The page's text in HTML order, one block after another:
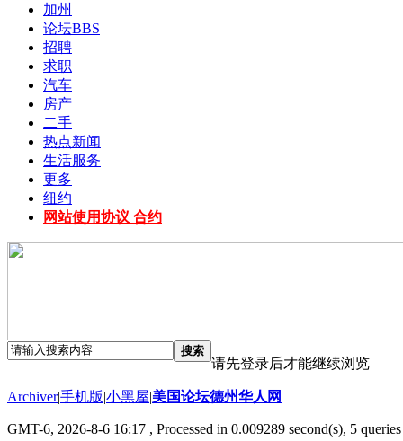
加州
论坛BBS
招聘
求职
汽车
房产
二手
热点新闻
生活服务
更多
纽约
网站使用协议 合约
搜索
请先登录后才能继续浏览
Archiver|手机版|小黑屋|美国论坛德州华人网
GMT-6, 2026-8-6 16:17 , Processed in 0.009289 second(s), 5